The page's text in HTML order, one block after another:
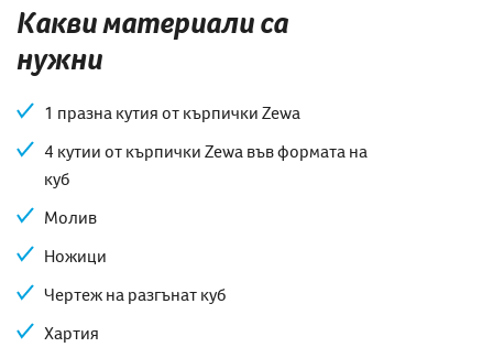
Какви материали са
нужни
1 празна кутия от кърпички Zewa
4 кутии от кърпички Zewa във формата на
куб
Молив
Ножици
Чертеж на разгънат куб
Хартия